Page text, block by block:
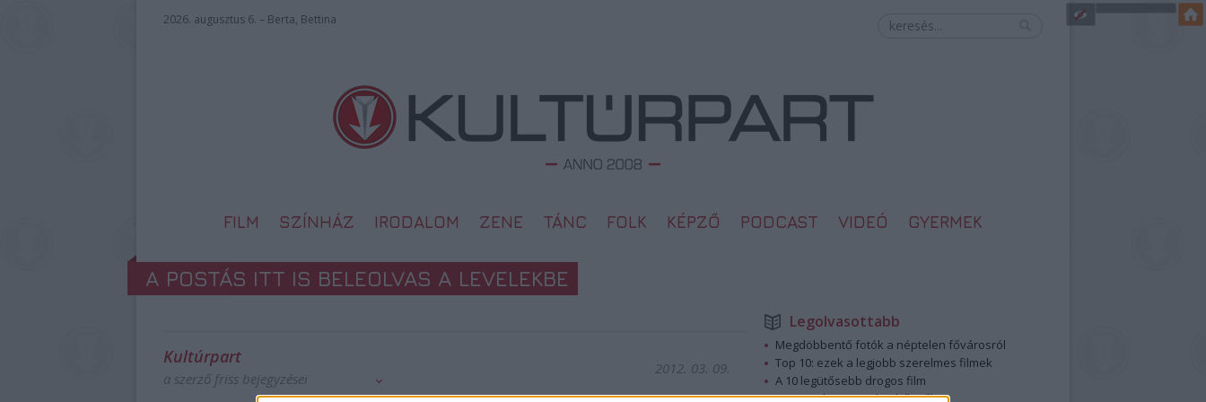
2026. augusztus 6. – Berta, Bettina
FILM SZÍNHÁZ IRODALOM ZENE TÁNC FOLK KÉPZŐ PODCAST VIDEÓ GYERMEK
A POSTÁS ITT IS BELEOLVAS A LEVELEKBE
Kultúrpart
a szerző friss bejegyzései
2012. 03. 09.
Legolvasottabb
Megdöbbentő fotók a néptelen fővárosról
Top 10: ezek a legjobb szerelmes filmek
A 10 legütősebb drogos film
Megjöttek a meztelen hősnők